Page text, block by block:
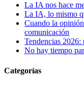
La IA nos hace
La IA, lo mismo
Cuando la
comunicación
Tendencias 2026:
No hay tiempo
Categorías